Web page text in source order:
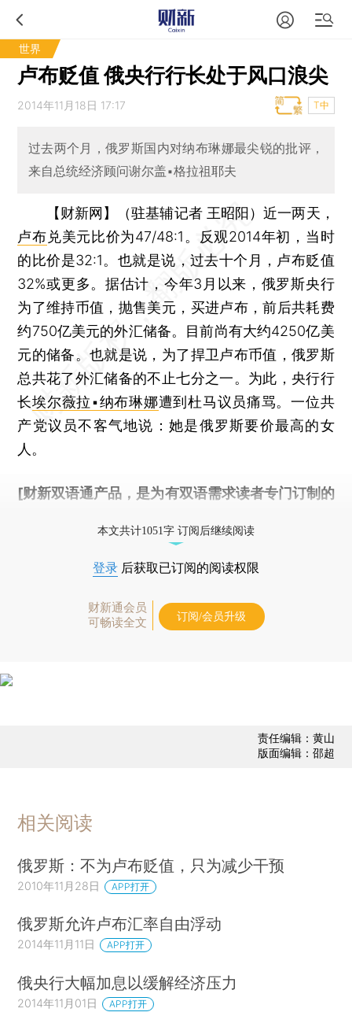
世界
卢布贬值 俄央行行长处于风口浪尖
2014年11月18日 17:17 T中
过去两个月，俄罗斯国内对纳布琳娜最尖锐的批评，
来自总统经济顾问谢尔盖▪格拉祖耶夫
【财新网】（驻基辅记者 王昭阳）近一两天，
卢布 兑美元比价为47/48:1。反观2014年初，当时
的比价是32:1。也就是说，过去十个月，卢布贬值
32%或更多。据估计，今年3月以来，俄罗斯央行
为了维持币值，抛售美元，买进卢布，前后共耗费
约750亿美元的外汇储备。目前尚有大约4250亿美
元的储备。也就是说，为了捍卫卢布币值，俄罗斯
总共花了外汇储备的不止七分之一。为此，央行行
长埃尔薇拉▪纳布琳娜遭到杜马议员痛骂。一位共
产党议员不客气地说：她是俄罗斯要价最高的女
人。
[财新双语通产品，是为有双语需求读者专门订制的
本文共计1051字 订阅后继续阅读
登录 后获取已订阅的阅读权限
财新通会员
可畅读全文
订阅/会员升级
责任编辑：黄山
版面编辑：邵超
相关阅读
俄罗斯：不为卢布贬值，只为减少干预
2010年11月28日 APP打开
俄罗斯允许卢布汇率自由浮动
2014年11月11日 APP打开
俄央行大幅加息以缓解经济压力
2014年11月01日 APP打开